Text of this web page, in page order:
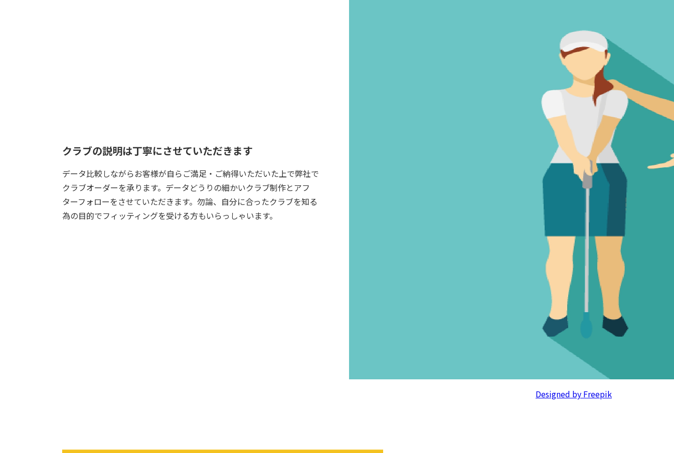
クラブの説明は丁寧にさせていただきます
データ比較しながらお客様が自らご満足・ご納得いただいた上で弊社で
クラブオーダーを承ります。データどうりの細かいクラブ制作とアフ
ターフォローをさせていただきます。勿論、自分に合ったクラブを知る
為の目的でフィッティングを受ける方もいらっしゃいます。
Designed by Freepik